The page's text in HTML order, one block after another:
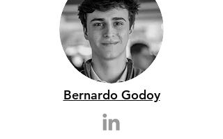
Bernardo Godoy